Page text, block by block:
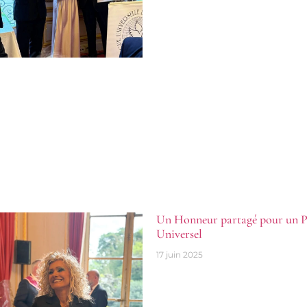
Un Honneur partagé pour un
Universel
17 juin 2025